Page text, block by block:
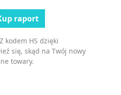
raport
kodem HS dzięki
się, skąd na Twój nowy
towary.